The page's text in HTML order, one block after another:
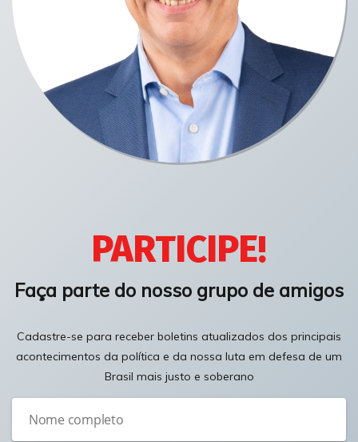
PARTICIPE!
Faça parte do nosso grupo de amigos
Cadastre-se para receber boletins atualizados dos principais
acontecimentos da política e da nossa luta em defesa de um
Brasil mais justo e soberano